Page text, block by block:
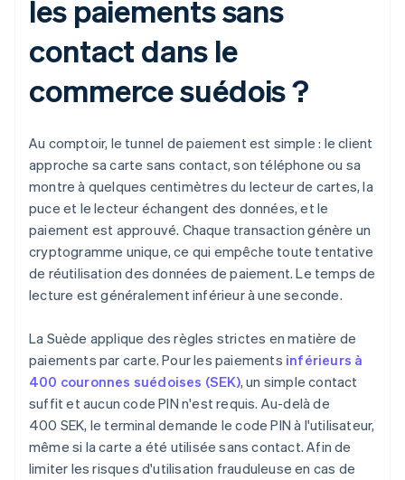
les paiements sans
contact dans le
commerce suédois ?
Au comptoir, le tunnel de paiement est simple : le client
approche sa carte sans contact, son téléphone ou sa
montre à quelques centimètres du lecteur de cartes, la
puce et le lecteur échangent des données, et le
paiement est approuvé. Chaque transaction génère un
cryptogramme unique, ce qui empêche toute tentative
de réutilisation des données de paiement. Le temps de
lecture est généralement inférieur à une seconde.
La Suède applique des règles strictes en matière de
paiements par carte. Pour les paiements inférieurs à
400 couronnes suédoises (SEK), un simple contact
suffit et aucun code PIN n'est requis. Au-delà de
400 SEK, le terminal demande le code PIN à l'utilisateur,
même si la carte a été utilisée sans contact. Afin de
limiter les risques d'utilisation frauduleuse en cas de